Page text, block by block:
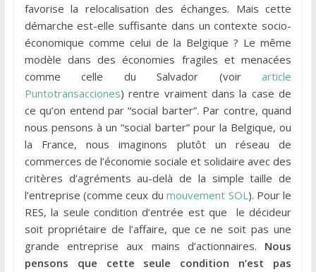
favorise la relocalisation des échanges. Mais cette
démarche est-elle suffisante dans un contexte socio-
économique comme celui de la Belgique ? Le même
modèle dans des économies fragiles et menacées
comme celle du Salvador (voirarticle
Puntotransacciones) rentre vraiment dans la case de
ce qu’on entend par “social barter”. Par contre, quand
nous pensons à un “social barter” pour la Belgique, ou
la France, nous imaginons plutôt un réseau de
commerces de l’économie sociale et solidaire avec des
critères d’agréments au-delà de la simple taille de
l’entreprise (comme ceux dumouvement SOL). Pour le
RES, la seule condition d’entrée est que le décideur
soit propriétaire de l’affaire, que ce ne soit pas une
grande entreprise aux mains d’actionnaires. Nous
pensons que cette seule condition n’est pas